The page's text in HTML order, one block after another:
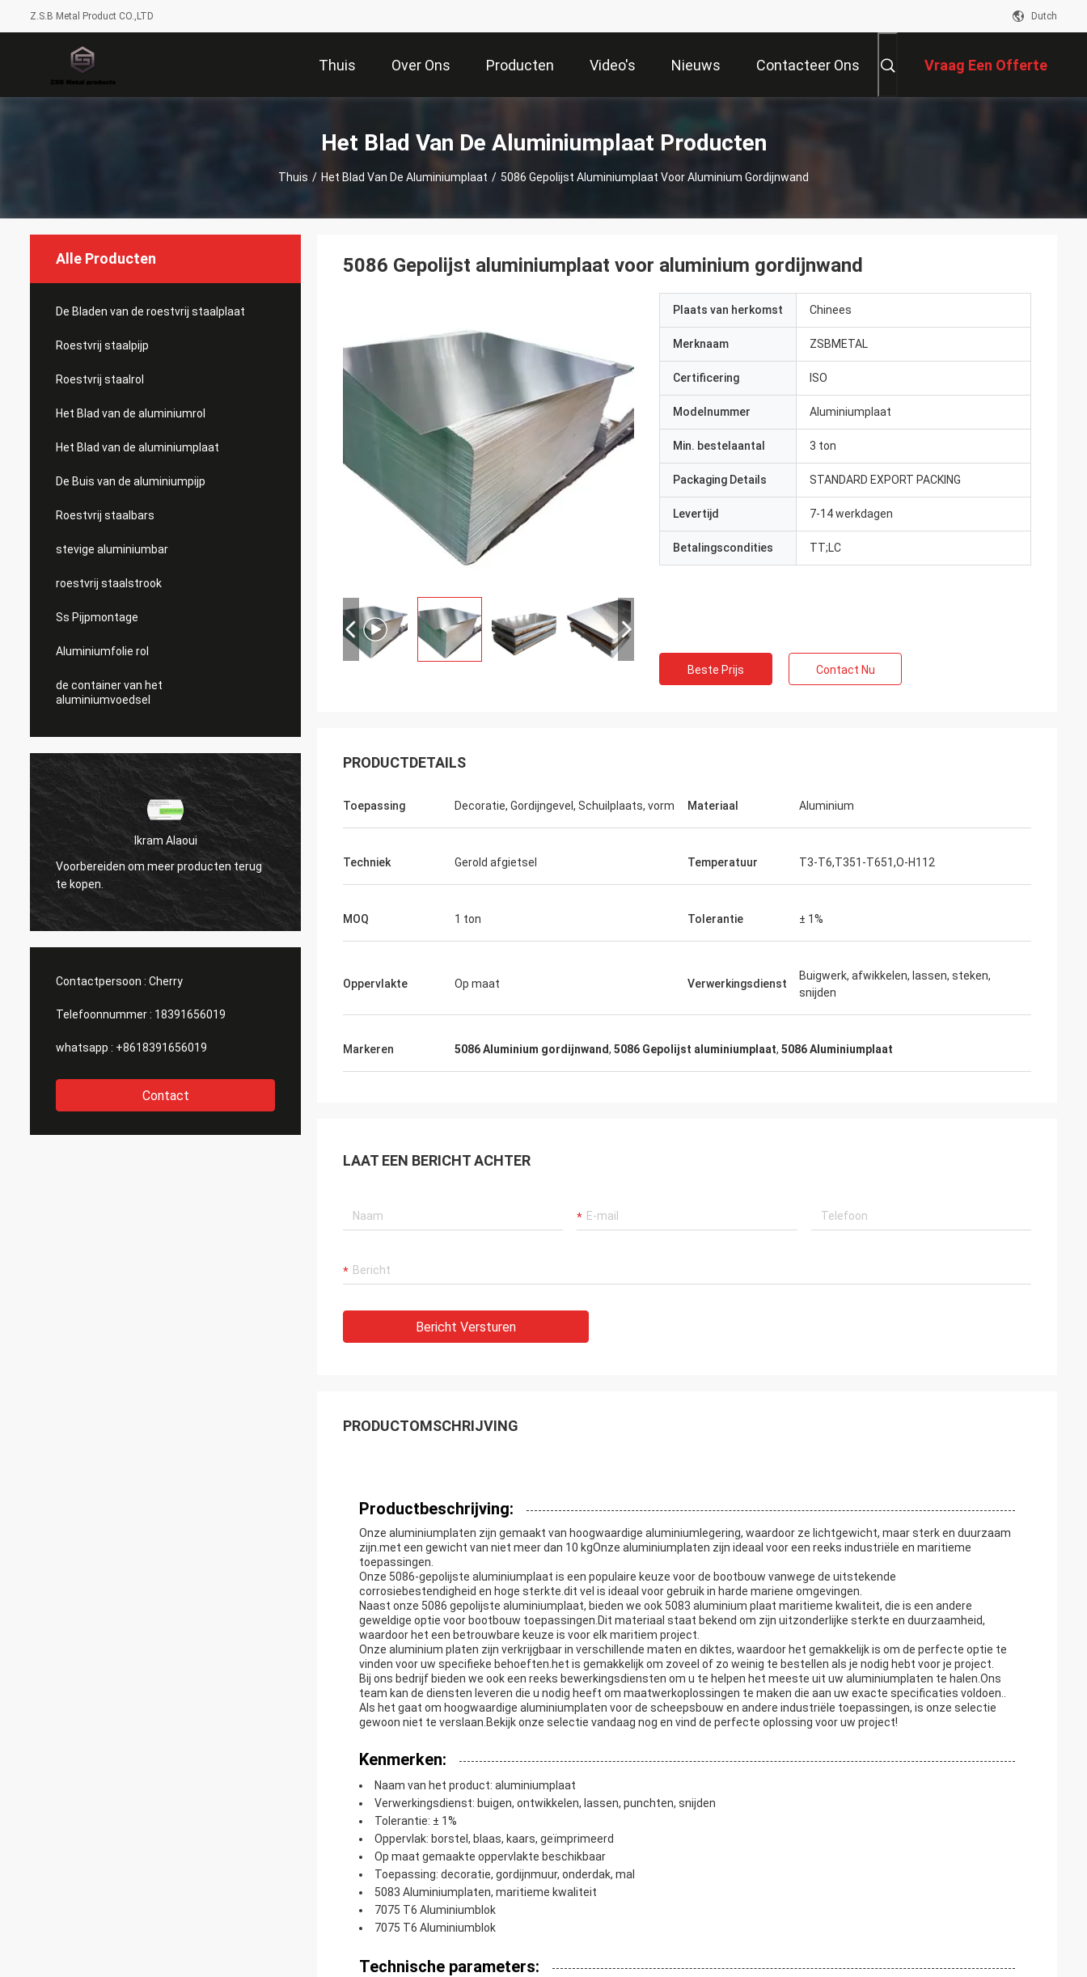
Z.S.B Metal Product CO.,LTD Dutch
Thuis Over Ons Producten Video's Nieuws Contacteer Ons Vraag Een Offerte
Het Blad Van De Aluminiumplaat Producten
Thuis / Het Blad Van De Aluminiumplaat / 5086 Gepolijst Aluminiumplaat Voor Aluminium Gordijnwand
Alle Producten
De Bladen van de roestvrij staalplaat
Roestvrij staalpijp
Roestvrij staalrol
Het Blad van de aluminiumrol
Het Blad van de aluminiumplaat
De Buis van de aluminiumpijp
Roestvrij staalbars
stevige aluminiumbar
roestvrij staalstrook
Ss Pijpmontage
Aluminiumfolie rol
de container van het
aluminiumvoedsel
Ikram Alaoui
Voorbereiden om meer producten terug
te kopen.
Voorbereiden om meer producten terug
te kopen.
Contactpersoon : Cherry
Telefoonnummer : 18391656019
whatsapp : +8618391656019
Contact
5086 Gepolijst aluminiumplaat voor aluminium gordijnwand
Plaats van herkomst Chinees
Merknaam ZSBMETAL
Certificering ISO
Modelnummer Aluminiumplaat
Min. bestelaantal 3 ton
Packaging Details STANDARD EXPORT PACKING
Levertijd 7-14 werkdagen
Betalingscondities TT;LC
Beste Prijs Contact Nu
PRODUCTDETAILS
Toepassing Decoratie, Gordijngevel, Schuilplaats, vorm Materiaal Aluminium
Techniek Gerold afgietsel Temperatuur T3-T6,T351-T651,O-H112
MOQ 1 ton Tolerantie ± 1%
Oppervlakte Op maat Verwerkingsdienst
Buigwerk, afwikkelen, lassen, steken,
snijden
Markeren 5086 Aluminium gordijnwand, 5086 Gepolijst aluminiumplaat, 5086 Aluminiumplaat
LAAT EEN BERICHT ACHTER
Bericht Versturen
PRODUCTOMSCHRIJVING
Productbeschrijving:
Onze aluminiumplaten zijn gemaakt van hoogwaardige aluminiumlegering, waardoor ze lichtgewicht, maar sterk en duurzaam
zijn.met een gewicht van niet meer dan 10 kgOnze aluminiumplaten zijn ideaal voor een reeks industriële en maritieme
toepassingen.
Onze 5086-gepolijste aluminiumplaat is een populaire keuze voor de bootbouw vanwege de uitstekende
corrosiebestendigheid en hoge sterkte.dit vel is ideaal voor gebruik in harde mariene omgevingen.
Naast onze 5086 gepolijste aluminiumplaat, bieden we ook 5083 aluminium plaat maritieme kwaliteit, die is een andere
geweldige optie voor bootbouw toepassingen.Dit materiaal staat bekend om zijn uitzonderlijke sterkte en duurzaamheid,
waardoor het een betrouwbare keuze is voor elk maritiem project.
Onze aluminium platen zijn verkrijgbaar in verschillende maten en diktes, waardoor het gemakkelijk is om de perfecte optie te
vinden voor uw specifieke behoeften.het is gemakkelijk om zoveel of zo weinig te bestellen als je nodig hebt voor je project.
Bij ons bedrijf bieden we ook een reeks bewerkingsdiensten om u te helpen het meeste uit uw aluminiumplaten te halen.Ons
team kan de diensten leveren die u nodig heeft om maatwerkoplossingen te maken die aan uw exacte specificaties voldoen..
Als het gaat om hoogwaardige aluminiumplaten voor de scheepsbouw en andere industriële toepassingen, is onze selectie
gewoon niet te verslaan.Bekijk onze selectie vandaag nog en vind de perfecte oplossing voor uw project!
Kenmerken:
Naam van het product: aluminiumplaat
Verwerkingsdienst: buigen, ontwikkelen, lassen, punchten, snijden
Tolerantie: ± 1%
Oppervlak: borstel, blaas, kaars, geïmprimeerd
Op maat gemaakte oppervlakte beschikbaar
Toepassing: decoratie, gordijnmuur, onderdak, mal
5083 Aluminiumplaten, maritieme kwaliteit
7075 T6 Aluminiumblok
7075 T6 Aluminiumblok
Technische parameters: